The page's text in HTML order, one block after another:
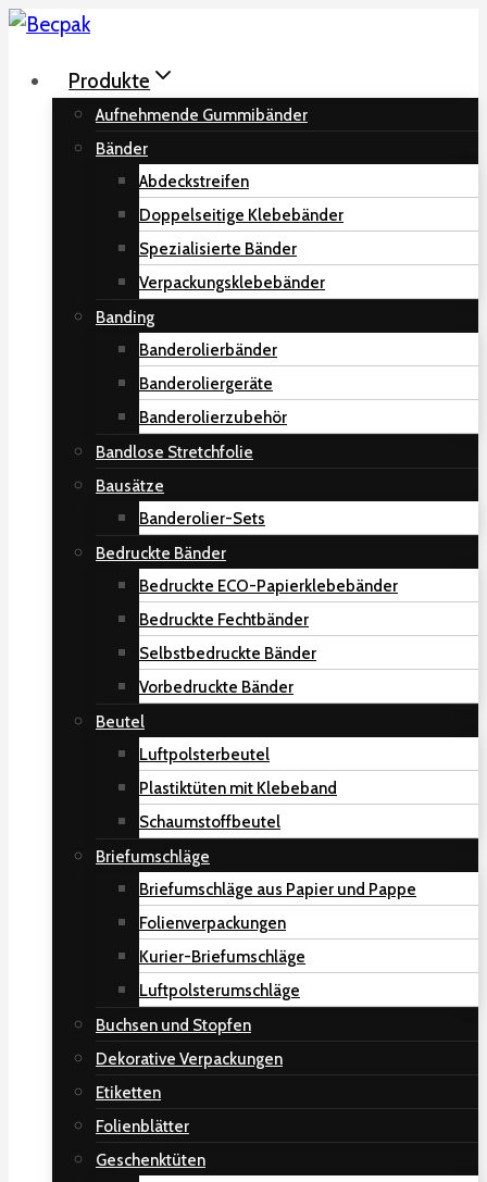
Skip
contentProdukte
Aufnehmende Gummibänder
Bänder
Abdeckstreifen
Doppelseitige Klebebänder
Spezialisierte Bänder
Verpackungsklebebänder
Banding
Banderolierbänder
Banderoliergeräte
Banderolierzubehör
Bandlose Stretchfolie
Bausätze
Banderolier-Sets
Bedruckte Bänder
Bedruckte ECO-Papierklebebänder
Bedruckte Fechtbänder
Selbstbedruckte Bänder
Vorbedruckte Bänder
Beutel
Luftpolsterbeutel
Plastiktüten mit Klebeband
Schaumstoffbeutel
Briefumschläge
Briefumschläge aus Papier und Pappe
Folienverpackungen
Kurier-Briefumschläge
Luftpolsterumschläge
Buchsen und Stopfen
Dekorative Verpackungen
Etiketten
Folienblätter
Geschenktüten